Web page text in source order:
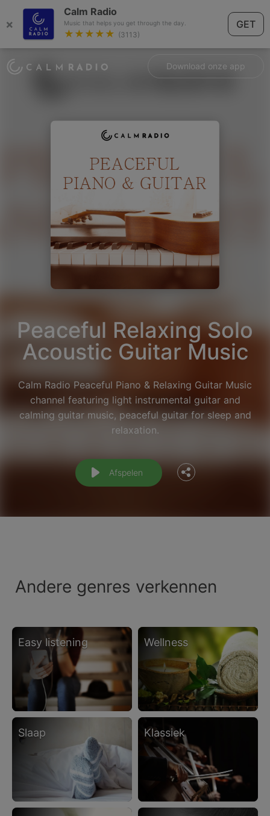
×
Calm Radio
Music that helps you get through the day.
★★★★★ (3113)
GET
Download onze app
Peaceful Relaxing Solo
Acoustic Guitar Music
Calm Radio Peaceful Piano & Relaxing Guitar Music
channel featuring light instrumental guitar and
calming guitar music, peaceful guitar for sleep and
relaxation.
Afspelen
Facebook
Andere genres verkennen
easy listening wellness
slaap klassiek